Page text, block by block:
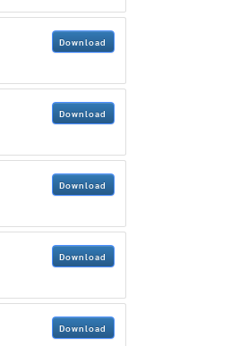
Download
Download
Download
Download
Download